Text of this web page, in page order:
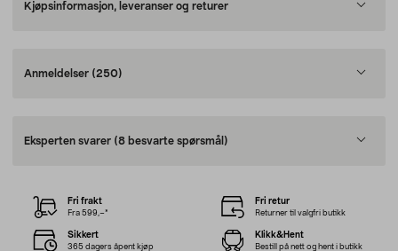
Kjøpsinformasjon, leveranser og returer
Anmeldelser (250)
Eksperten svarer (8 besvarte spørsmål)
Fri frakt
Fra 599,–*
Fri retur
Returner til valgfri butikk
Sikkert
365 dagers åpent kjøp
Klikk&Hent
Bestill på nett og hent i butikk